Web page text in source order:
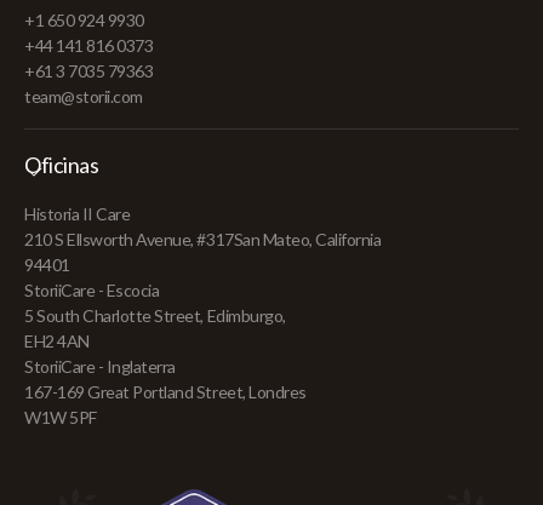
+1 650 924 9930
+44 141 816 0373
+61 3 7035 79363
team@storii.com
Oficinas
Historia II Care
210 S Ellsworth Avenue, #317San Mateo, California
94401
StoriiCare - Escocia
5 South Charlotte Street, Edimburgo,
EH2 4AN
StoriiCare - Inglaterra
167-169 Great Portland Street, Londres
W1W 5PF